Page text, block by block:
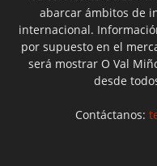
abarcar ámbitos de
internacional.
por supuesto en el
será mostrar O Val
desde
Contáctanos: